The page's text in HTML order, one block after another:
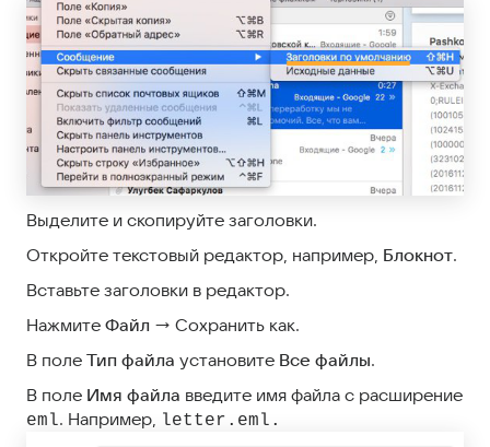
Выделите и скопируйте заголовки.
Откройте текстовый редактор, например, Блокнот.
Вставьте заголовки в редактор.
Нажмите Файл → Сохранить как.
В поле Тип файла установите Все файлы.
В поле Имя файла введите имя файла с расширение
eml. Например, letter.eml.